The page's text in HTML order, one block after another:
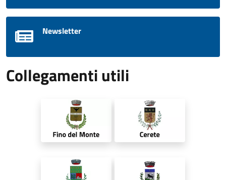
Newsletter
Collegamenti utili